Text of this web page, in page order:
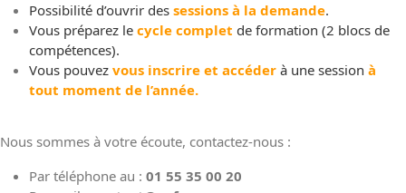
Possibilité d’ouvrir des sessions à la demande.
Vous préparez le cycle complet de formation (2 blocs de
compétences).
Vous pouvez vous inscrire et accéder à une session à
tout moment de l’année.
Nous sommes à votre écoute, contactez-nous :
Par téléphone au : 01 55 35 00 20